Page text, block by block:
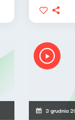
3 grudnia